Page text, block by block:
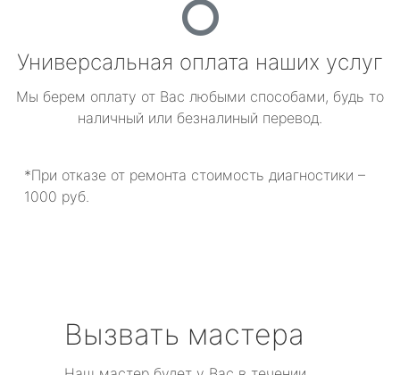
Универсальная оплата наших услуг
Мы берем оплату от Вас любыми способами, будь то
наличный или безналиный перевод.
*При отказе от ремонта стоимость диагностики –
1000 руб.
Вызвать мастера